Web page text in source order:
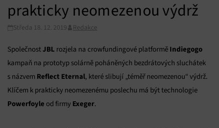
prakticky neomezenou výdrž
Středa 18. 12. 2019 Redakce
SpolečnostJBL rozjela na crowfundingové platformě Indiegogo
kampaň na prototyp solárně poháněných bezdrátových sluchátek
s názvem Reflect Eternal, které slibují „téměř neomezenou“ výdrž.
Klíčem k prakticky neomezenému poslechu má být technologie
Powerfoyle od firmy Exeger.